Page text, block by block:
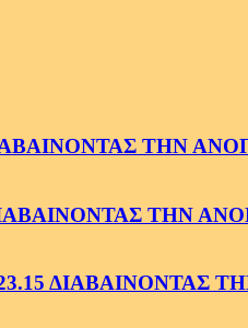
ΤΗΝ
ΤΗΝ
ΔΙΑΒΑΙΝΟΝΤΑΣ